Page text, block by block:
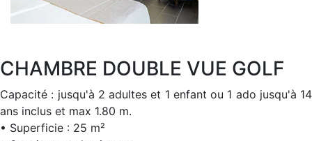
CHAMBRE DOUBLE VUE GOLF
Capacité : jusqu'à 2 adultes et 1 enfant ou 1 ado jusqu'à 14
ans inclus et max 1.80 m.
• Superficie : 25 m²